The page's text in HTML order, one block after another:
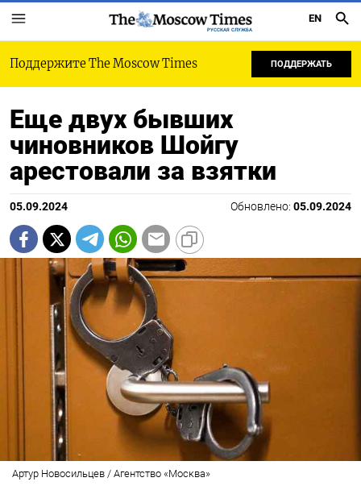
РУССКАЯ СЛУЖБА
EN
Поддержите The Moscow Times ПОДДЕРЖАТЬ
Еще двух бывших
чиновников Шойгу
арестовали за взятки
05.09.2024 Обновлено: 05.09.2024
Артур Новосильцев / Агентство «Москва»